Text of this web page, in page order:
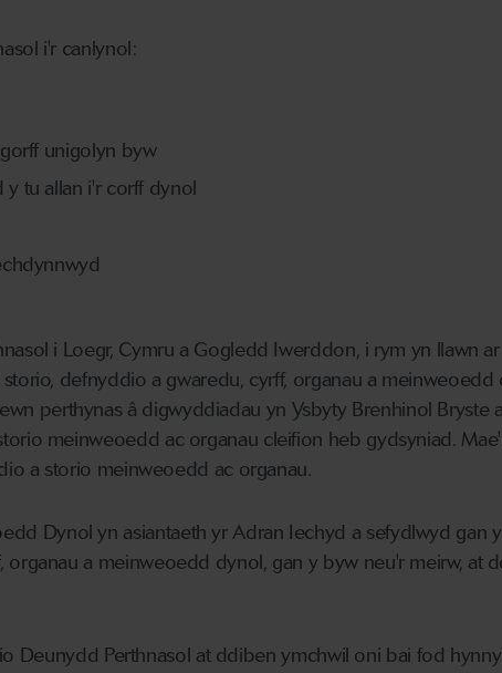
i'r canlynol:
unigolyn byw
y tu allan i'r corff dynol
i Loegr, Cymru a Gogledd Iwerddon, i rym yn llawn
defnyddio a gwaredu, cyrff, organau a
perthynas â digwyddiadau yn Ysbyty Brenhinol Bryste
meinweoedd ac organau cleifion heb gydsyniad.
a storio meinweoedd ac organau.
Dynol yn asiantaeth yr Adran Iechyd a sefydlwyd
a meinweoedd dynol, gan y byw neu'r meirw, at
Deunydd Perthnasol at ddiben ymchwil oni bai fod